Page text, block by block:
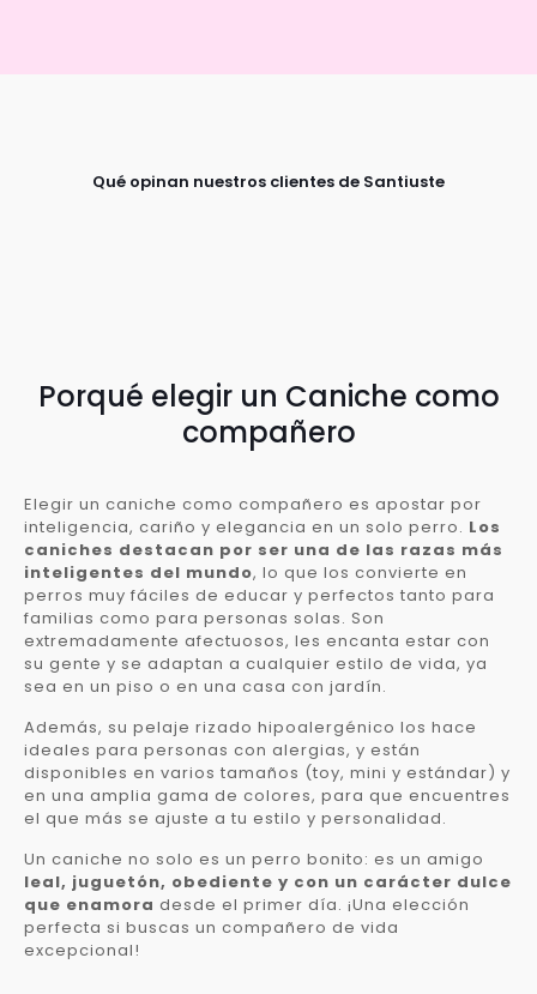
Qué opinan nuestros clientes de Santiuste
Porqué elegir un Caniche como
compañero
Elegir un caniche como compañero es apostar por
inteligencia, cariño y elegancia en un solo perro. Los
caniches destacan por ser una de las razas más
inteligentes del mundo, lo que los convierte en
perros muy fáciles de educar y perfectos tanto para
familias como para personas solas. Son
extremadamente afectuosos, les encanta estar con
su gente y se adaptan a cualquier estilo de vida, ya
sea en un piso o en una casa con jardín.
Además, su pelaje rizado hipoalergénico los hace
ideales para personas con alergias, y están
disponibles en varios tamaños (toy, mini y estándar) y
en una amplia gama de colores, para que encuentres
el que más se ajuste a tu estilo y personalidad.
Un caniche no solo es un perro bonito: es un amigo
leal, juguetón, obediente y con un carácter dulce
que enamora desde el primer día. ¡Una elección
perfecta si buscas un compañero de vida
excepcional!